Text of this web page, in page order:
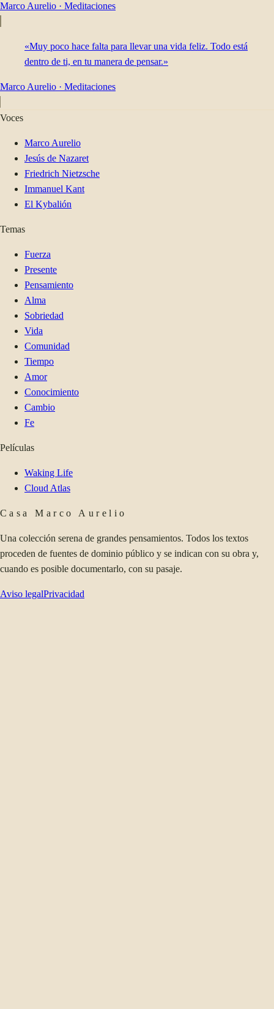
Marco Aurelio · Meditaciones
«Muy poco hace falta para llevar una vida feliz. Todo está
dentro de ti, en tu manera de pensar.»
Marco Aurelio · Meditaciones
Voces
Marco Aurelio
Jesús de Nazaret
Friedrich Nietzsche
Immanuel Kant
El Kybalión
Temas
Fuerza
Presente
Pensamiento
Alma
Sobriedad
Vida
Comunidad
Tiempo
Amor
Conocimiento
Cambio
Fe
Películas
Waking Life
Cloud Atlas
Casa Marco Aurelio
Una colección serena de grandes pensamientos. Todos los textos
proceden de fuentes de dominio público y se indican con su obra y,
cuando es posible documentarlo, con su pasaje.
Aviso legalPrivacidad